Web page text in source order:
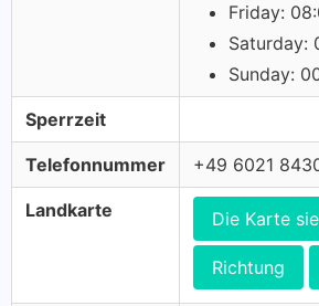
Friday:
Saturday:
Sunday:
Sperrzeit
Telefonnummer +49 6021
Landkarte Die Karte
Richtung